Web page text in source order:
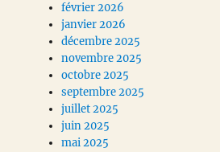
février 2026
janvier 2026
décembre 2025
novembre 2025
octobre 2025
septembre 2025
juillet 2025
juin 2025
mai 2025